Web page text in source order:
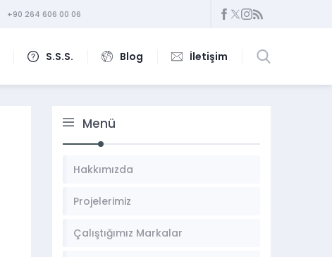
+90 264 606 00 06
S.S.S. Blog İletişim
Menü
Hakkımızda
Projelerimiz
Çalıştığımız Markalar